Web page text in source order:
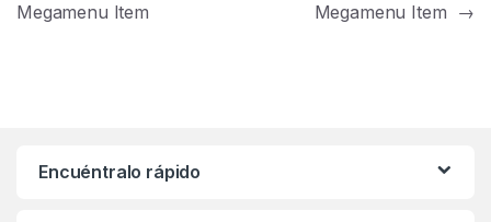
Megamenu Item
Megamenu Item →
Encuéntralo rápido